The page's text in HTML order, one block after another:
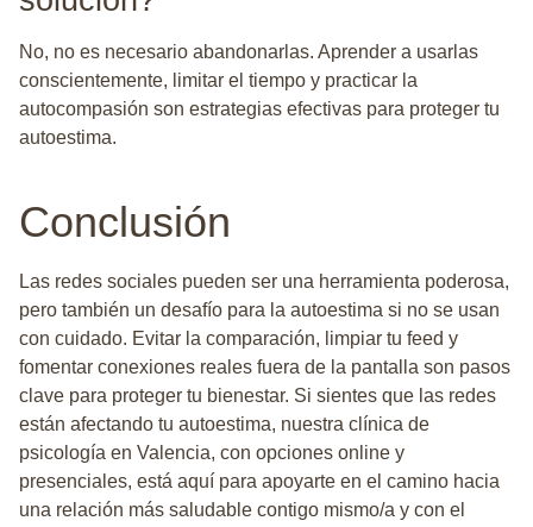
No, no es necesario abandonarlas. Aprender a usarlas
conscientemente, limitar el tiempo y practicar la
autocompasión son estrategias efectivas para proteger tu
autoestima.
Conclusión
Las redes sociales pueden ser una herramienta poderosa,
pero también un desafío para la autoestima si no se usan
con cuidado. Evitar la comparación, limpiar tu feed y
fomentar conexiones reales fuera de la pantalla son pasos
clave para proteger tu bienestar. Si sientes que las redes
están afectando tu autoestima, nuestra clínica de
psicología en Valencia, con opciones online y
presenciales, está aquí para apoyarte en el camino hacia
una relación más saludable contigo mismo/a y con el